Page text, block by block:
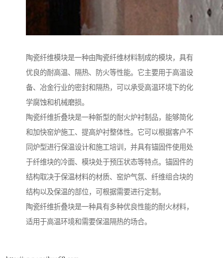
陶瓷纤维模块是一种由陶瓷纤维材料制成的模块，具有
优良的耐高温、隔热、防火等性能。它主要用于高温设
备、冶金行业的密封和隔热，可以承受高温环境下的化
学腐蚀和机械磨损。
陶瓷纤维折叠块是一种新型的耐火炉衬制品，能够简化
和加快窑炉施工、提高炉衬整体性。它可以根据客户不
同炉型进行保温设计和施工培训，并具有锚固件使用处
于纤维块的冷面、模块处于预压状态等特点。锚固件的
结构取决于保温材料的材质、窑炉气氛、纤维组合块的
结构以及保温的部位，可根据需要进行定制。
陶瓷纤维折叠块是一种具有多种优良性能的耐火材料，
适用于高温环境和需要保温隔热的场合。